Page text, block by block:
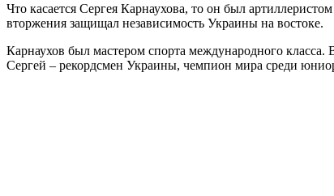
Что касается Сергея Карнаухова, то он был
вторжения защищал независимость Украины на востоке.
Карнаухов был мастером спорта международного
Сергей – рекордсмен Украины, чемпион мира среди